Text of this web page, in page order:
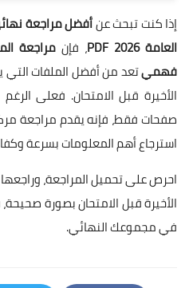
إذا كنت تبحث عنأفضل مراجعة
العامة 2026 PDF
، فإن مراجعة
فهميتعد من أفضل الملفات التي
الأخيرة قبل الامتحان. فعلى
صفحات فقط، فإنه يقدم مراجعة
استرجاع أهم المعلومات بسرعة
احرص على تحميل المراجعة،
الأخيرة قبل الامتحان بصورة
في مجموعك النهائي.